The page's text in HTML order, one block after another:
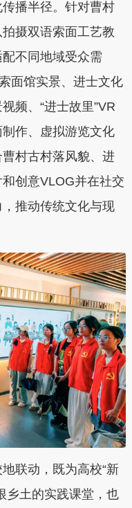
播半径。针对曹村
摄双语索面工艺教
不同地域受众需
面馆实景、进士文化
频、“进士故里”VR
作、虚拟游览文化
村古村落风貌、进
创意VLOG并在社交
推动传统文化与现
联动，既为高校“新
乡土的实践课堂，也